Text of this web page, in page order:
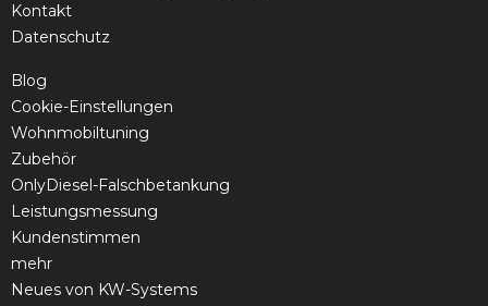
Kontakt
Datenschutz
Blog
Cookie-Einstellungen
Wohnmobiltuning
Zubehör
OnlyDiesel-Falschbetankung
Leistungsmessung
Kundenstimmen
mehr
Neues von KW-Systems